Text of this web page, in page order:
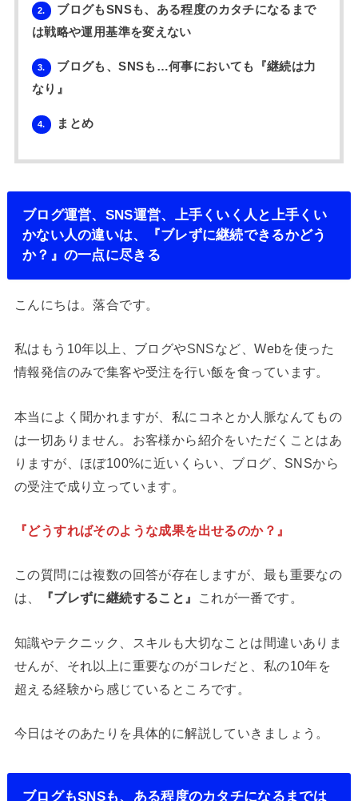
2.
ブログもSNSも、ある程度のカタチになるまで
は戦略や運用基準を変えない
3.
ブログも、SNSも…何事においても『継続は力
なり』
4. まとめ
ブログ運営、SNS運営、上手くいく人と上手くい
かない人の違いは、『ブレずに継続できるかどう
か？』の一点に尽きる
こんにちは。落合です。
私はもう10年以上、ブログやSNSなど、Webを使った
情報発信のみで集客や受注を行い飯を食っています。
本当によく聞かれますが、私にコネとか人脈なんてもの
は一切ありません。お客様から紹介をいただくことはあ
りますが、ほぼ100%に近いくらい、ブログ、SNSから
の受注で成り立っています。
『どうすればそのような成果を出せるのか？』
この質問には複数の回答が存在しますが、最も重要なの
は、
『ブレずに継続すること』 これが一番です。
知識やテクニック、スキルも大切なことは間違いありま
せんが、それ以上に重要なのがコレだと、私の10年を
超える経験から感じているところです。
今日はそのあたりを具体的に解説していきましょう。
ブログもSNSも、ある程度のカタチになるまでは